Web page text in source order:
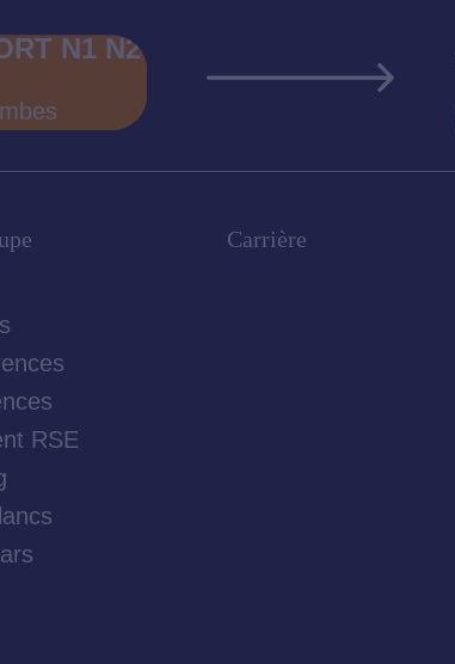
N1 N2
RSE
Carrière